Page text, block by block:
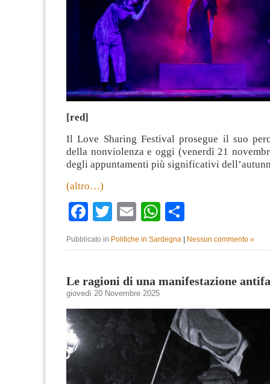
[red]
Il Love Sharing Festival prosegue il suo
della nonviolenza e oggi (venerdì 21
degli appuntamenti più significativi
(altro…)
Facebook
TwitterEmailWhatsApp
Pubblicato in Politiche in Sardegna Nessun commento »
Le ragioni di una manifestazione
giovedì 20 Novembre 2025